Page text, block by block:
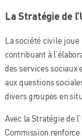
La Stratégie de
La société civile joue
contribuant à
des services sociaux
aux questions
divers groupes en
Avec la Stratégie de
Commission